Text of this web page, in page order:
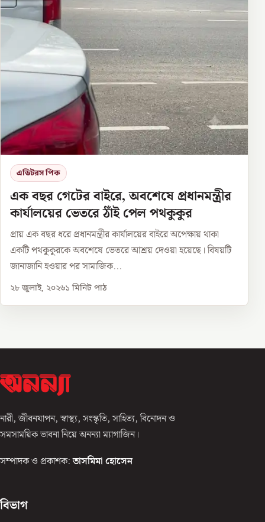
এডিটরস পিক
এক বছর গেটের বাইরে, অবশেষে প্রধানমন্ত্রীর
কার্যালয়ের ভেতরে ঠাঁই পেল পথকুকুর
প্রায় এক বছর ধরে প্রধানমন্ত্রীর কার্যালয়ের বাইরে অপেক্ষায় থাকা
একটি পথকুকুরকে অবশেষে ভেতরে আশ্রয় দেওয়া হয়েছে। বিষয়টি
জানাজানি হওয়ার পর সামাজিক...
২৮ জুলাই, ২০২৬১ মিনিট পাঠ
নারী, জীবনযাপন, স্বাস্থ্য, সংস্কৃতি, সাহিত্য, বিনোদন ও
সমসাময়িক ভাবনা নিয়ে অনন্যা ম্যাগাজিন।
সম্পাদক ও প্রকাশক: তাসমিমা হোসেন
বিভাগ